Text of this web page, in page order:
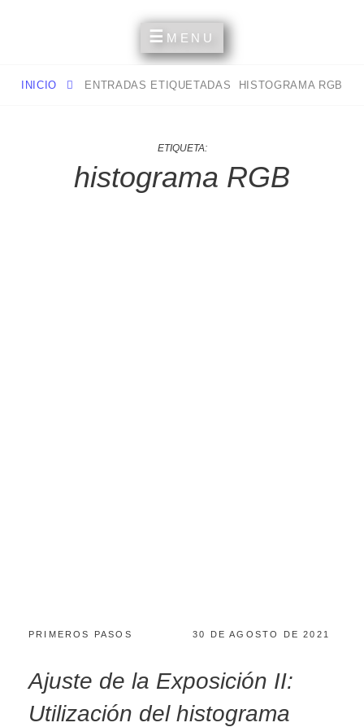
MI RINCÓN PERSONAL
Un Espacio Para Compartir Mis Aficiones Y Experiencias
MENU
INICIO ENTRADAS ETIQUETADAS HISTOGRAMA RGB
ETIQUETA:
histograma RGB
PRIMEROS PASOS 30 DE AGOSTO DE 2021
Ajuste de la Exposición II:
Utilización del histograma